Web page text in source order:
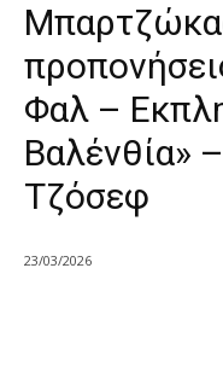
Φαλ –
Βαλένθία»
Τζόσεφ
23/03/2026